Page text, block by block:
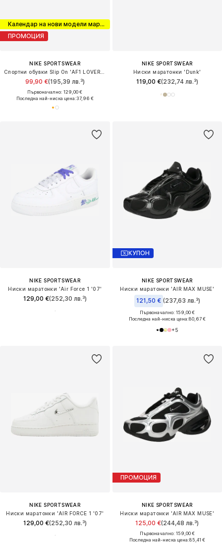
Календар на нови модели маратонки
ПРОМОЦИЯ
NIKE SPORTSWEAR
99,90 €(195,39 лв.³)
Първоначално: 129,00 €
Последна най-ниска цена:37,96 €
NIKE SPORTSWEAR
Ниски маратонки 'Dunk'
119,00 €(232,74 лв.³)
NIKE SPORTSWEAR
Ниски маратонки 'Air Force 1 '07'
129,00 €(252,30 лв.³)
КУПОН
NIKE SPORTSWEAR
Ниски маратонки 'AIR MAX MUSE'
121,50 € (237,63 лв.³)
Първоначално: 159,00 €
Последна най-ниска цена:80,67 €
+5
NIKE SPORTSWEAR
Ниски маратонки 'AIR FORCE 1 '07'
129,00 €(252,30 лв.³)
ПРОМОЦИЯ
NIKE SPORTSWEAR
Ниски маратонки 'AIR MAX MUSE'
125,00 €(244,48 лв.³)
Първоначално: 159,00 €
Последна най-ниска цена:85,41 €